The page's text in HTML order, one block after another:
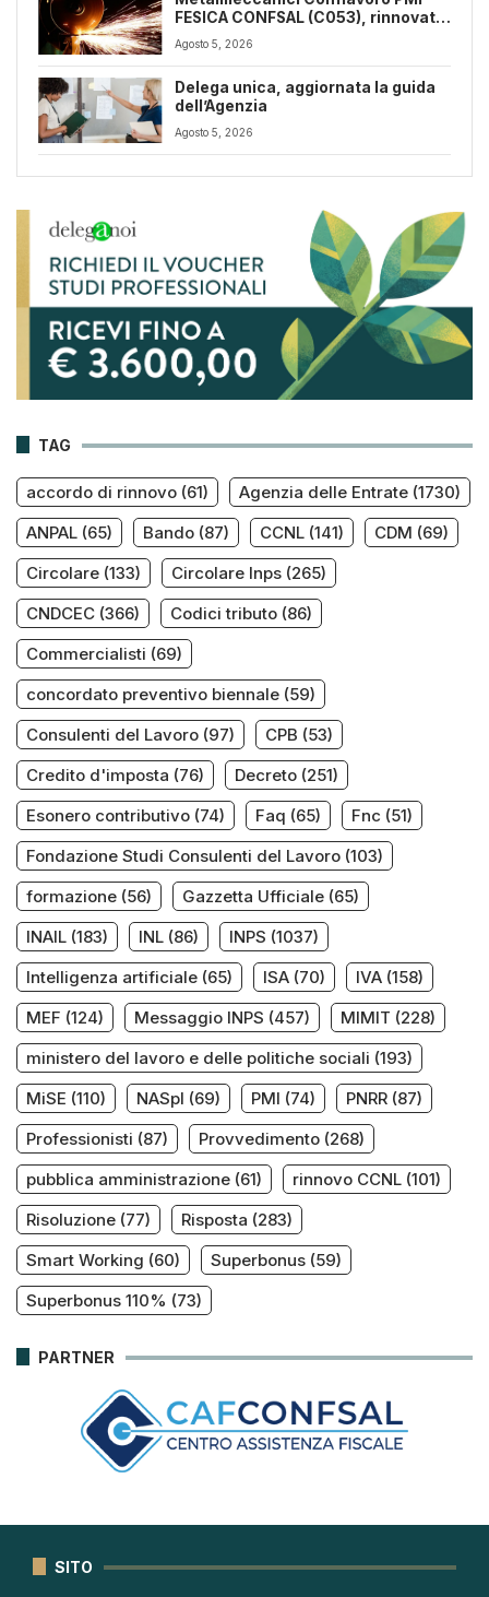
FESICA CONFSAL (C053), rinnovato
il CCNL 2026-2029: rafforzate
tutele e flessibilità organizzativa
Agosto 5, 2026
Delega unica, aggiornata la guida
dell’Agenzia
Agosto 5, 2026
TAG
accordo di rinnovo (61) Agenzia delle Entrate (1730)
ANPAL (65) Bando (87) CCNL (141) CDM (69)
Circolare (133) Circolare Inps (265)
CNDCEC (366) Codici tributo (86)
Commercialisti (69)
concordato preventivo biennale (59)
Consulenti del Lavoro (97) CPB (53)
Credito d'imposta (76) Decreto (251)
Esonero contributivo (74) Faq (65) Fnc (51)
Fondazione Studi Consulenti del Lavoro (103)
formazione (56) Gazzetta Ufficiale (65)
INAIL (183) INL (86) INPS (1037)
Intelligenza artificiale (65) ISA (70) IVA (158)
MEF (124) Messaggio INPS (457) MIMIT (228)
ministero del lavoro e delle politiche sociali (193)
MiSE (110) NASpI (69) PMI (74) PNRR (87)
Professionisti (87) Provvedimento (268)
pubblica amministrazione (61) rinnovo CCNL (101)
Risoluzione (77) Risposta (283)
Smart Working (60) Superbonus (59)
Superbonus 110% (73)
PARTNER
SITO